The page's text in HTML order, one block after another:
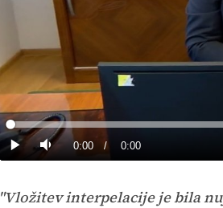
Predvajaj
Tiho Current
0:00 / Duration
0:00
Loaded:
0%
"Vložitev interpelacije je bila